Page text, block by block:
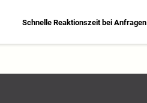
Schnelle Reaktionszeit bei Anfragen